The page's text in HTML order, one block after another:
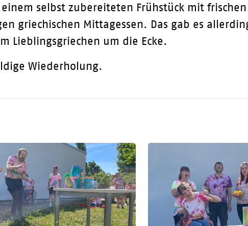
selbst zubereiteten Frühstück mit
griechischen Mittagessen. Das gab es
Lieblingsgriechen um die Ecke.
Wiederholung.